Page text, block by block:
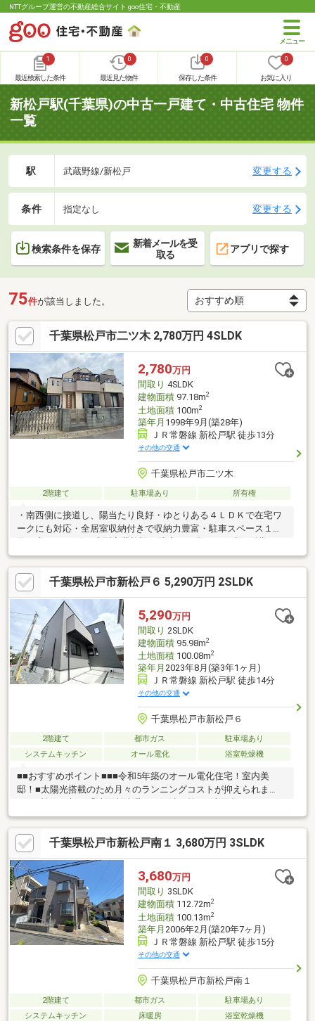
NTTグループ運営の不動産総合サイト goo住宅・不動産
1
最近検索した条件
0
最近見た物件
0
保存した条件
0
お気に入り
新松戸駅(千葉県)の中古一戸建て・中古住宅 物件
一覧
駅 武蔵野線/新松戸 変更する
条件 指定なし 変更する
検索条件を保存
新着メールを受
取る
アプリで探す
75件が該当しました。
千葉県松戸市二ツ木 2,780万円 4SLDK
2,780万円
間取り 4SLDK
建物面積97.18m2
土地面積100m2
築年月 1998年9月(築28年)
ＪＲ常磐線 新松戸駅 徒歩13分
その他の交通
千葉県松戸市二ツ木
2階建て 駐車場あり 所有権
・南西側に接道し、陽当たり良好・ゆとりある４ＬＤＫで在宅ワ
ークにも対応・全居室収納付きで収納力豊富・駐車スペース１台
ョッピングを満喫
千葉県松戸市新松戸６ 5,290万円 2SLDK
5,290万円
間取り 2SLDK
建物面積95.98m2
土地面積100.08m2
築年月 2023年8月(築3年1ヶ月)
ＪＲ常磐線 新松戸駅 徒歩14分
その他の交通
千葉県松戸市新松戸６
2階建て 都市ガス
駐車場あり
システムキッチン
オール電化 浴室乾燥機
■■おすすめポイント■■■令和5年築のオール電化住宅！室内美
邸！■太陽光搭載のため月々のランニングコストが抑えられま
時間を作ります！■朝の光で目覚める、1日中明るい2階リビン
グ！■3沿線2駅利用可！千代田・常磐線「新松戸」駅まで徒歩約
14分と都内へのアクセスにも便利です！■小中学校が徒歩約7分圏
内！閑静な住宅街で子育て世代におすすめの立地です！■■周辺環
境■■・業務スーパー新松戸店・・520ｍ（徒歩約7分）・ファミリ
ーマート新松戸6丁目店・・380ｍ（徒歩約5分）・スギ薬局新松
戸南店・・・390ｍ（徒歩約5分）
千葉県松戸市新松戸南１ 3,680万円 3SLDK
3,680万円
間取り 3SLDK
建物面積112.72m2
土地面積100.13m2
築年月 2006年2月(築20年7ヶ月)
ＪＲ常磐線 新松戸駅 徒歩15分
その他の交通
千葉県松戸市新松戸南１
2階建て 都市ガス
駐車場あり
システムキッチン
床暖房 浴室乾燥機